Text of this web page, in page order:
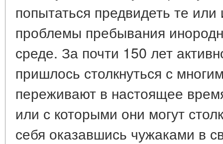
попытаться предвидеть те
проблемы пребывания
среде. За почти 150 лет
пришлось столкнуться с
переживают в настоящее
или с которыми они могут
себя оказавшись чужаками в